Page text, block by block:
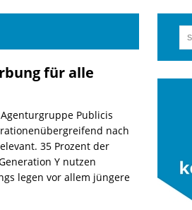
für alle
Publicis
nach
35 Prozent der
Y nutzen
legen vor allem jüngere